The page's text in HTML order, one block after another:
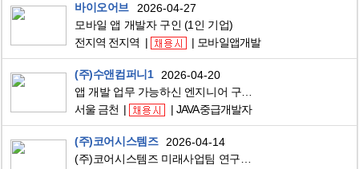
바이오어브
2026-04-27
모바일 앱 개발자 구인 (1인 기업)
전지역 전지역
모바일앱개발
(주)수앤컴퍼니1
2026-04-20
서울 금천
JAVA중급개발자
(주)코어시스템즈
2026-04-14